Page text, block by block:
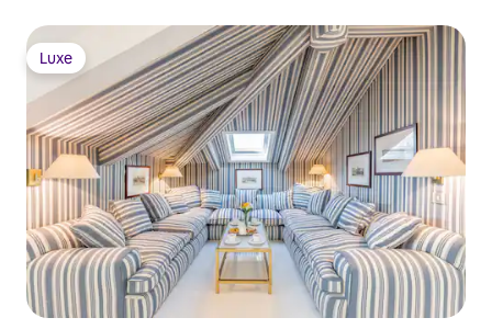
Luxe
Luxe